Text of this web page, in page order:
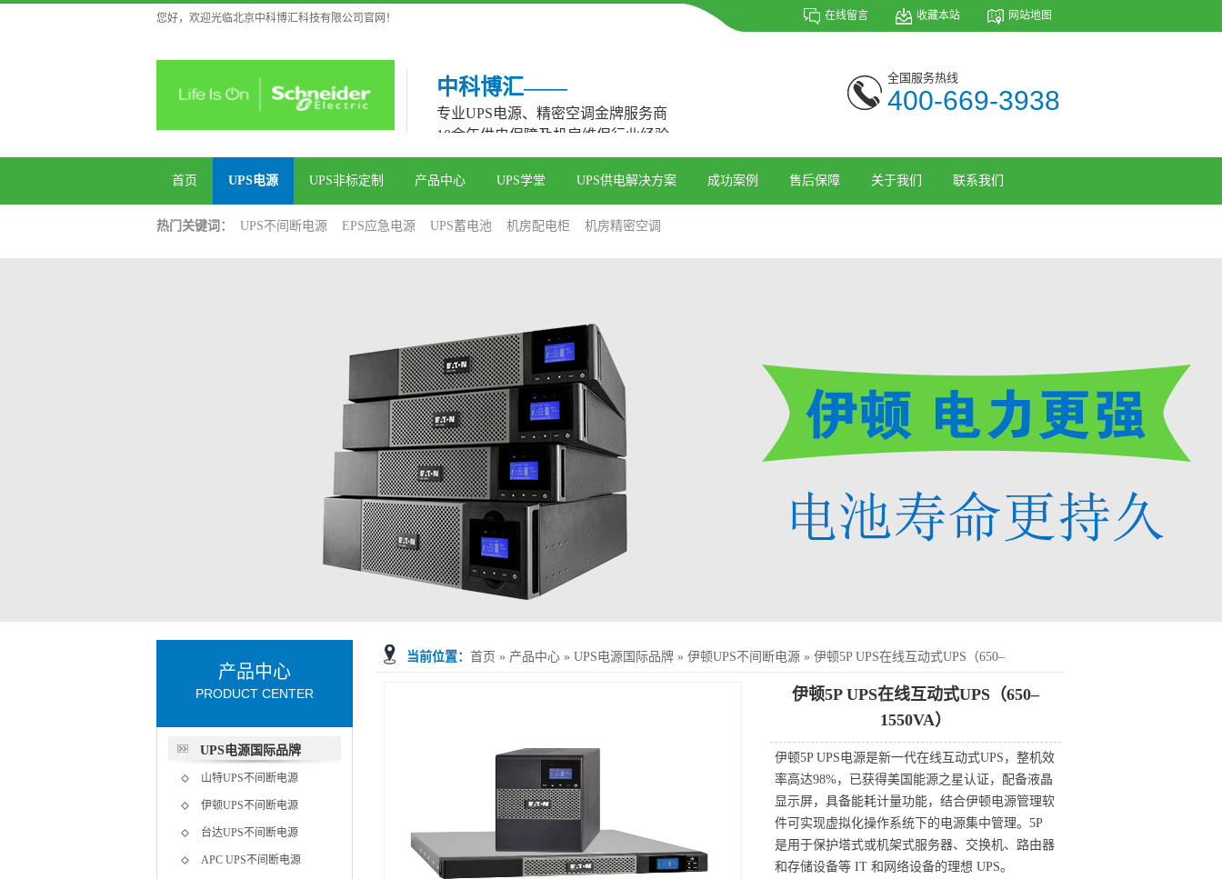
在线留言 收藏本站 网站地图
您好，欢迎光临北京中科博汇科技有限公司官网！
中科博汇——
专业UPS电源、精密空调金牌服务商
10余年供电保障及机房维保行业经验
全国服务热线
400-669-3938
首页 UPS电源 UPS非标定制 产品中心 UPS学堂 UPS供电解决方案 成功案例 售后保障 关于我们 联系我们
热门关键词： UPS不间断电源 EPS应急电源 UPS蓄电池 机房配电柜 机房精密空调
当前位置： 首页 » 产品中心 » UPS电源国际品牌 » 伊顿UPS不间断电源 » 伊顿5P UPS在线互动式UPS（650–
伊顿5P UPS在线互动式UPS（650–
1550VA）
伊顿5P UPS电源是新一代在线互动式UPS，整机效
率高达98%，已获得美国能源之星认证，配备液晶
显示屏，具备能耗计量功能，结合伊顿电源管理软
件可实现虚拟化操作系统下的电源集中管理。5P
是用于保护塔式或机架式服务器、交换机、路由器
和存储设备等 IT 和网络设备的理想 UPS。
产品中心
PRODUCT CENTER
UPS电源国际品牌
山特UPS不间断电源
伊顿UPS不间断电源
台达UPS不间断电源
APC UPS不间断电源